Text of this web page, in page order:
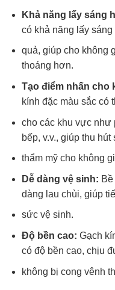
Khả năng lấy sáng
có khả năng lấy
quả, giúp cho không
thoáng hơn.
Tạo điểm nhấn cho
kính đặc màu sắc có
cho các khu vực như
bếp, v.v., giúp thu
thẩm mỹ cho không
Dễ dàng vệ sinh:
dàng lau chùi, giúp
sức vệ sinh.
Độ bền cao: Gạch
có độ bền cao, chịu
không bị cong vênh